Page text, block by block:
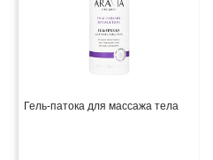
Гель-патока для массажа тела